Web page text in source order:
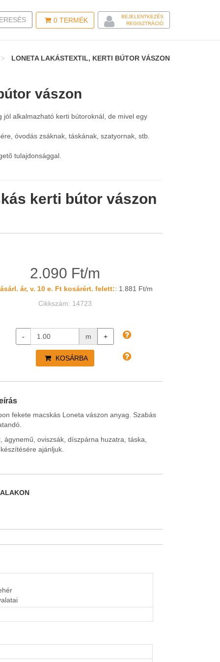
0 TERMÉK
BEJELENTKEZÉS
REGISZTRÁCIÓ
SEARCH
LONETA LAKÁSTEXTIL, KERTI BÚTOR VÁSZON
vászon
alkalmazható kerti bútoroknál, de mivel egy
óvodás zsáknak, táskának, szatyornak, stb.
tulajdonsággal.
kerti bútor vászon
2.090 Ft/m
ár, v. 10 e. Ft kosárért. felett:: 1.881 Ft/m
Cikkszám: 14723
- m +
KOSÁRBA
fekete macskás Loneta vászon anyag. Szabás
ágynemű, oviszsák, díszpárna huzatra, táska,
ajánljuk.